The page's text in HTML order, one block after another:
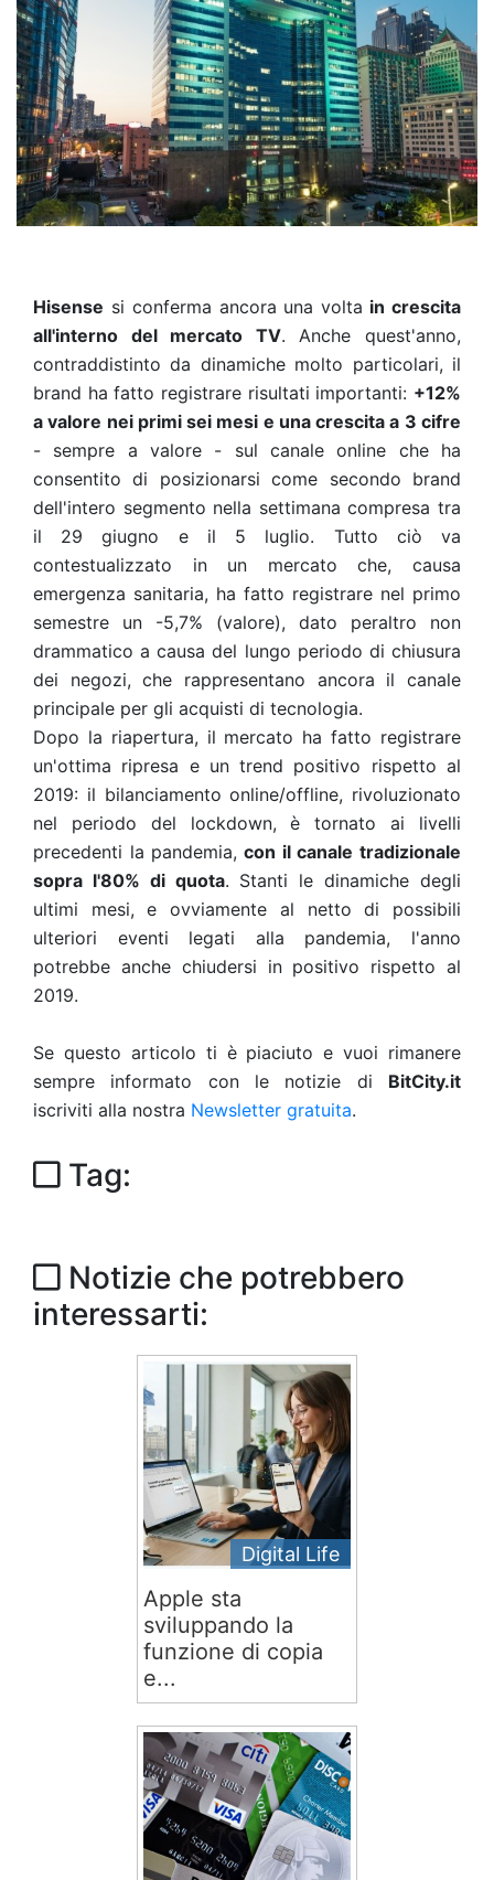
Hisense si conferma ancora una volta in crescita
all'interno del mercato TV. Anche quest'anno,
contraddistinto da dinamiche molto particolari, il
brand ha fatto registrare risultati importanti: +12%
a valore nei primi sei mesi e una crescita a 3 cifre
- sempre a valore - sul canale online che ha
consentito di posizionarsi come secondo brand
dell'intero segmento nella settimana compresa tra
il 29 giugno e il 5 luglio. Tutto ciò va
contestualizzato in un mercato che, causa
emergenza sanitaria, ha fatto registrare nel primo
semestre un -5,7% (valore), dato peraltro non
drammatico a causa del lungo periodo di chiusura
dei negozi, che rappresentano ancora il canale
principale per gli acquisti di tecnologia.
Dopo la riapertura, il mercato ha fatto registrare
un'ottima ripresa e un trend positivo rispetto al
2019: il bilanciamento online/offline, rivoluzionato
nel periodo del lockdown, è tornato ai livelli
precedenti la pandemia, con il canale tradizionale
sopra l'80% di quota. Stanti le dinamiche degli
ultimi mesi, e ovviamente al netto di possibili
ulteriori eventi legati alla pandemia, l'anno
potrebbe anche chiudersi in positivo rispetto al
2019.
Se questo articolo ti è piaciuto e vuoi rimanere
sempre informato con le notizie di BitCity.it
iscriviti alla nostra Newsletter gratuita.
Tag:
Notizie che potrebbero
interessarti:
Digital Life
Apple sta
sviluppando la
funzione di copia
e...